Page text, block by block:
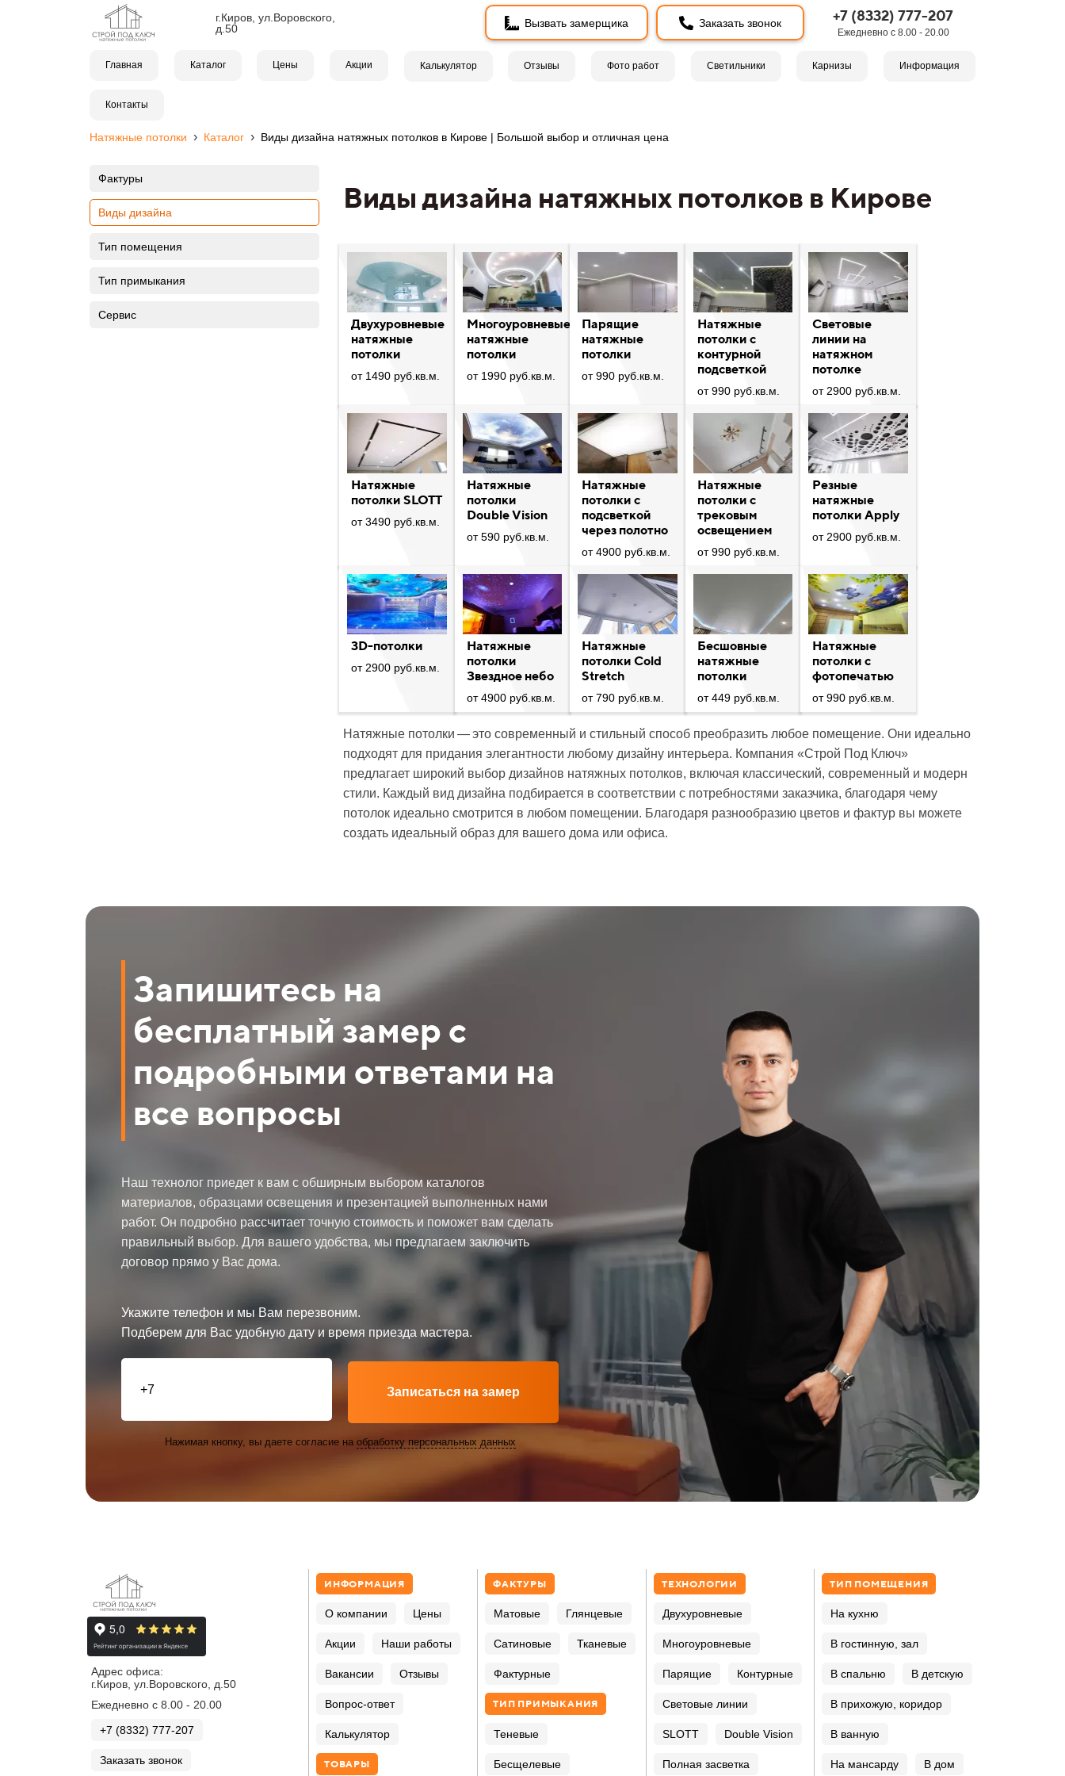
г.Киров, ул.Воровского,
д.50
Вызвать замерщика Заказать звонок +7 (8332) 777-207
Ежедневно с 8.00 - 20.00
Главная Каталог Цены Акции Калькулятор Отзывы Фото работ Светильники Карнизы Информация
Контакты
Натяжные потолки › Каталог › Виды дизайна натяжных потолков в Кирове | Большой выбор и отличная цена
Фактуры
Виды дизайна
Тип помещения
Тип примыкания
Сервис
Виды дизайна натяжных потолков в Кирове
Двухуровневые
натяжные
потолки
от 1490 руб.кв.м.
Многоуровневые
натяжные
потолки
от 1990 руб.кв.м.
Парящие
натяжные
потолки
от 990 руб.кв.м.
Натяжные
потолки с
контурной
подсветкой
от 990 руб.кв.м.
Световые
линии на
натяжном
потолке
от 2900 руб.кв.м.
Натяжные
потолки SLOTT
от 3490 руб.кв.м.
Натяжные
потолки
Double Vision
от 590 руб.кв.м.
Натяжные
потолки с
подсветкой
через полотно
от 4900 руб.кв.м.
Натяжные
потолки с
трековым
освещением
от 990 руб.кв.м.
Резные
натяжные
потолки Apply
от 2900 руб.кв.м.
3D-потолки
от 2900 руб.кв.м.
Натяжные
потолки
Звездное небо
от 4900 руб.кв.м.
Натяжные
потолки Cold
Stretch
от 790 руб.кв.м.
Бесшовные
натяжные
потолки
от 449 руб.кв.м.
Натяжные
потолки с
фотопечатью
от 990 руб.кв.м.
Натяжные потолки — это современный и стильный способ преобразить любое помещение. Они идеально
подходят для придания элегантности любому дизайну интерьера. Компания «Строй Под Ключ»
предлагает широкий выбор дизайнов натяжных потолков, включая классический, современный и модерн
стили. Каждый вид дизайна подбирается в соответствии с потребностями заказчика, благодаря чему
потолок идеально смотрится в любом помещении. Благодаря разнообразию цветов и фактур вы можете
создать идеальный образ для вашего дома или офиса.
Запишитесь на
бесплатный замер с
подробными ответами на
все вопросы
Наш технолог приедет к вам с обширным выбором каталогов
материалов, образцами освещения и презентацией выполненных нами
работ. Он подробно рассчитает точную стоимость и поможет вам сделать
правильный выбор. Для вашего удобства, мы предлагаем заключить
договор прямо у Вас дома.
Укажите телефон и мы Вам перезвоним.
Подберем для Вас удобную дату и время приезда мастера.
Записаться на замер
Нажимая кнопку, вы даете согласие на обработку персональных данных
Адрес офиса:
г.Киров, ул.Воровского, д.50
Ежедневно с 8.00 - 20.00
+7 (8332) 777-207
Заказать звонок
ИНФОРМАЦИЯ
О компании Цены
Акции Наши работы
Вакансии Отзывы
Вопрос-ответ
Калькулятор
ТОВАРЫ
ФАКТУРЫ
Матовые Глянцевые
Сатиновые Тканевые
Фактурные
ТИП ПРИМЫКАНИЯ
Теневые
Бесщелевые
ТЕХНОЛОГИИ
Двухуровневые
Многоуровневые
Парящие Контурные
Световые линии
SLOTT Double Vision
Полная засветка
ТИП ПОМЕЩЕНИЯ
На кухню
В гостинную, зал
В спальню В детскую
В прихожую, коридор
В ванную
На мансарду В дом